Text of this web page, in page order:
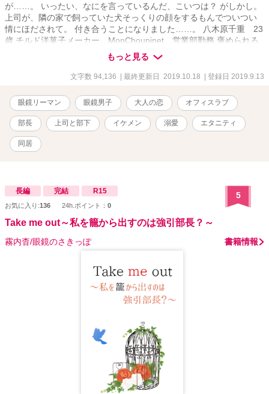
が……。 いったい、なにを言っているんだ、こいつは？ がしかし。
上司が、隣の家で飼っていた犬そっくりの顔をするもんでついつい
情にほだされて。 付き合うことになりました……。 八木原千重 23
歳 チルド洋菓子メーカー MonChoupinet 営業部勤務 褒められる
ほどきれいな資料を作る、仕事できる子 ただし、つい感情的になり
すぎ さらには男女間のことに鈍い……？ × 京屋佑司 32歳 チルド洋
菓子メーカー MonChoupinet 営業部長 俺様京屋様 上層部にすら
から外れると対応できない……？ TLヒロインからほど遠い、恋愛赤
点の私と、 スパダリ恋愛ベタ上司の付き合いは、うまくいくの
か……!? ***** 2019/09/11 連載開始
もっと見る
文字数 94,136 | 最終更新日 2019.10.18 | 登録日 2019.9.13
眼鏡リーマン 眼鏡男子 大人の恋 オフィスラブ
部長 上司と部下 イケメン 溺愛 エタニティ
同居
長編 完結 R15
お気に入り:136 24h.ポイント： 0
5
Take me out～私を籠から出すのは強引部長？～
霧内杳/眼鏡のさきっぽ 書籍情報